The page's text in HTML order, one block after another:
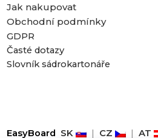
Jak nakupovat
Obchodní podmínky
GDPR
Časté dotazy
Slovník sádrokartonáře
EasyBoard SK CZ AT